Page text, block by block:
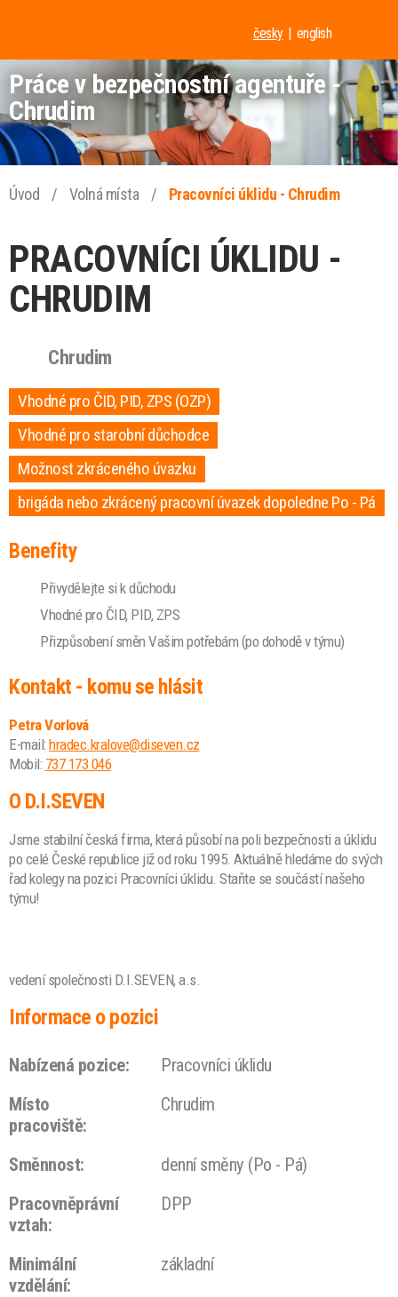
česky english
Práce v bezpečnostní agentuře -
Chrudim
Úvod / Volná místa / Pracovníci úklidu - Chrudim
PRACOVNÍCI ÚKLIDU -
CHRUDIM
Chrudim
Vhodné pro ČID, PID, ZPS (OZP)
Vhodné pro starobní důchodce
Možnost zkráceného úvazku
brigáda nebo zkrácený pracovní úvazek dopoledne Po - Pá
Benefity
Přivydělejte si k důchodu
Vhodné pro ČID, PID, ZPS
Přizpůsobení směn Vašim potřebám (po dohodě v týmu)
Kontakt - komu se hlásit
Petra Vorlová
E-mail: hradec.kralove@diseven.cz
Mobil: 737 173 046
O D.I.SEVEN
Jsme stabilní česká firma, která působí na poli bezpečnosti a úklidu
po celé České republice již od roku 1995. Aktuálně hledáme do svých
řad kolegy na pozici Pracovníci úklidu. Staňte se součástí našeho
týmu!
vedení společnosti D.I.SEVEN, a.s.
Informace o pozici
Nabízená pozice:
Pracovníci úklidu
Místo
pracoviště:
Chrudim
Směnnost:
denní směny (Po - Pá)
Pracovněprávní
vztah:
DPP
Minimální
vzdělání:
základní